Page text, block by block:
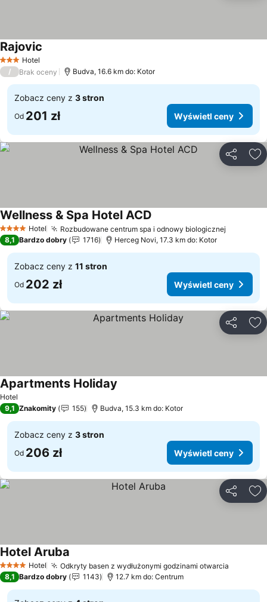
3 Kategoria
Hotel
Rajovic
/ Brak oceny Budva, 16.6 km do: Kotor
Zobacz ceny z 3 stron
Od 201 zł Wyświetl ceny
4 KategoriaHotel Rozbudowane centrum spa i odnowy biologicznej
Wellness & Spa Hotel ACD
8,1 Bardzo dobry 1716 Herceg Novi, 17.3 km do: Kotor
Zobacz ceny z 11 stron
Od 202 zł Wyświetl ceny
Hotel
Apartments Holiday
9,1 Znakomity 155 Budva, 15.3 km do: Kotor
Zobacz ceny z 3 stron
Od 206 zł Wyświetl ceny
4 KategoriaHotel Odkryty basen z wydłużonymi godzinami otwarcia
Hotel Aruba
8,1 Bardzo dobry 1143 12.7 km do: Centrum